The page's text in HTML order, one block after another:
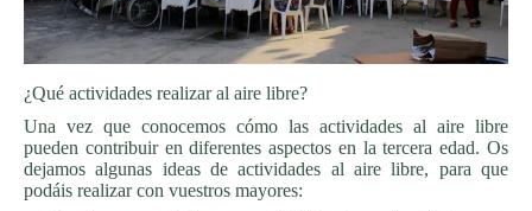
¿Qué actividades realizar al aire libre?
Una vez que conocemos cómo las actividades al aire libre
pueden contribuir en diferentes aspectos en la tercera edad. Os
dejamos algunas ideas de actividades al aire libre, para que
podáis realizar con vuestros mayores: